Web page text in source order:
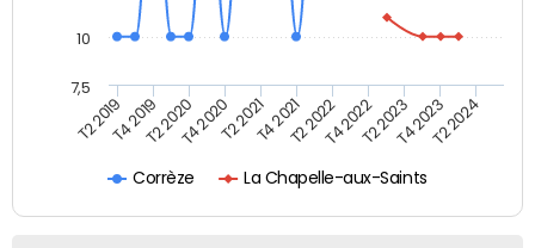
Corrèze La Chapelle-aux-Saints
T2 2019T4 2019T2 2020T4 2020T2 2021T4 2021T2 2022T4 2022T2 2023T4 2023T2 2024
7,5
10